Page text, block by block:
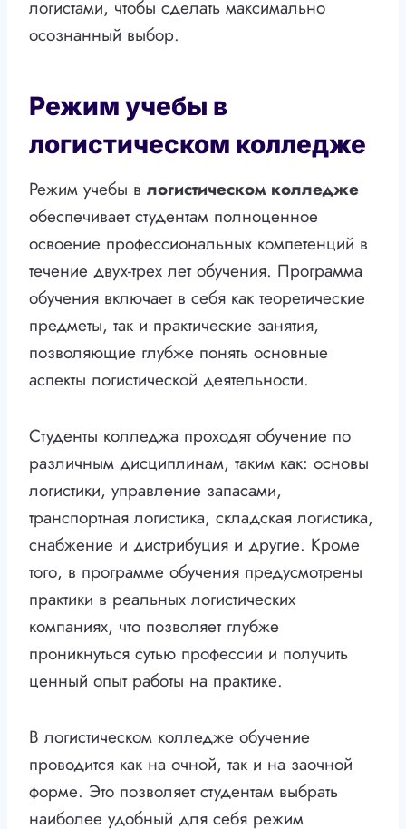
логистами, чтобы сделать максимально
осознанный выбор.
Режим учебы в
логистическом колледже
Режим учебы в логистическом колледже
обеспечивает студентам полноценное
освоение профессиональных компетенций в
течение двух-трех лет обучения. Программа
обучения включает в себя как теоретические
предметы, так и практические занятия,
позволяющие глубже понять основные
аспекты логистической деятельности.
Студенты колледжа проходят обучение по
различным дисциплинам, таким как: основы
логистики, управление запасами,
транспортная логистика, складская логистика,
снабжение и дистрибуция и другие. Кроме
того, в программе обучения предусмотрены
практики в реальных логистических
компаниях, что позволяет глубже
проникнуться сутью профессии и получить
ценный опыт работы на практике.
В логистическом колледже обучение
проводится как на очной, так и на заочной
форме. Это позволяет студентам выбрать
наиболее удобный для себя режим